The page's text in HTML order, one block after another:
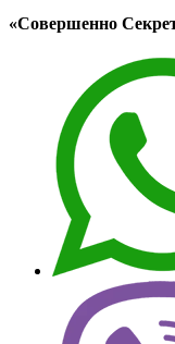
«Совершенно